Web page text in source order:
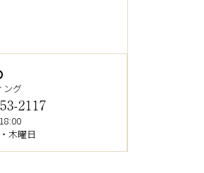
ング
2117
木曜日